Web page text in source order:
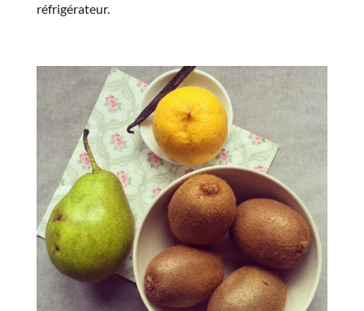
réfrigérateur.